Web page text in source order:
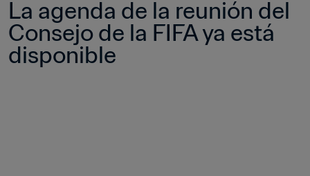
La agenda de la reunión del
Consejo de la FIFA ya está
disponible